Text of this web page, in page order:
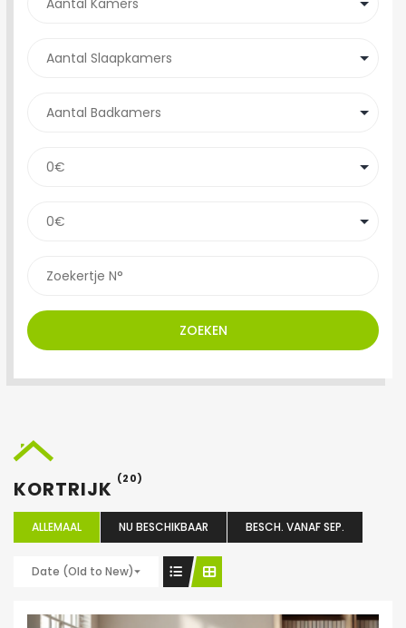
ZOEKEN
KORTRIJK (20)
ALLEMAAL NU BESCHIKBAAR BESCH. VANAF SEP.
Date (Old to New)